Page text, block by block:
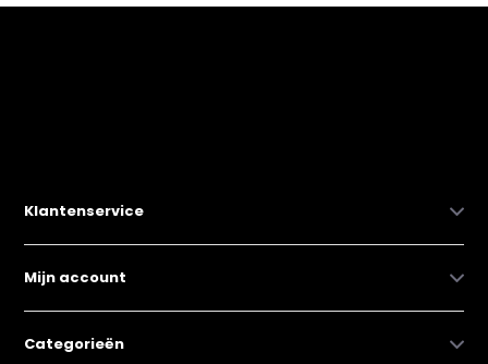
Klantenservice
Mijn account
Categorieën